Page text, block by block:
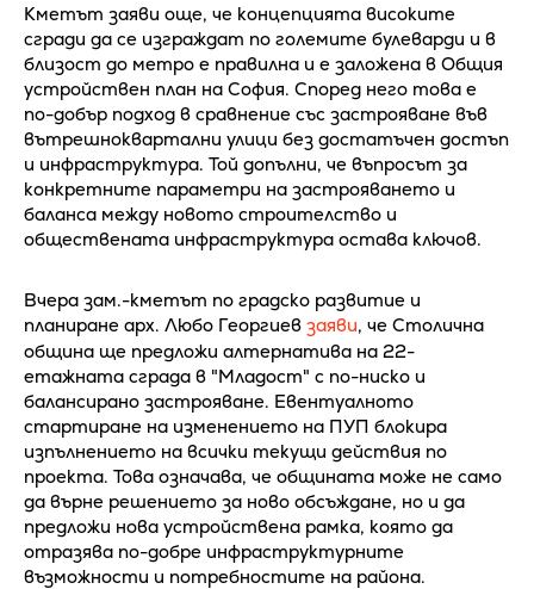
Кметът заяви още, че концепцията високите
сгради да се изграждат по големите булеварди и в
близост до метро е правилна и е заложена в Общия
устройствен план на София. Според него това е
по-добър подход в сравнение със застрояване във
вътрешноквартални улици без достатъчен достъп
и инфраструктура. Той допълни, че въпросът за
конкретните параметри на застрояването и
баланса между новото строителство и
обществената инфраструктура остава ключов.
Вчера зам.-кметът по градско развитие и
планиране арх. Любо Георгиев заяви, че Столична
община ще предложи алтернатива на 22-
етажната сграда в "Младост" с по-ниско и
балансирано застрояване. Евентуалното
стартиране на изменението на ПУП блокира
изпълнението на всички текущи действия по
проекта. Това означава, че общината може не само
да върне решението за ново обсъждане, но и да
предложи нова устройствена рамка, която да
отразява по-добре инфраструктурните
възможности и потребностите на района.